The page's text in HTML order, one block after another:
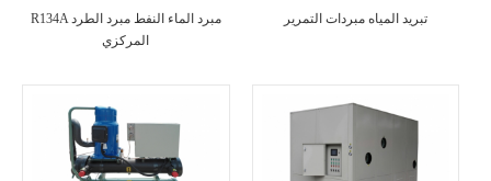
R134A مبرد الماء النفط مبرد الطرد
المركزي
تبريد المياه مبردات التمرير